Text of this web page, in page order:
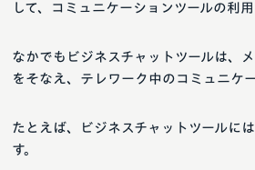
して、コミュニケーションツールの利用
なかでもビジネスチャットツールは、
をそなえ、テレワーク中のコミュニケ
たとえば、ビジネスチャットツールに
す。